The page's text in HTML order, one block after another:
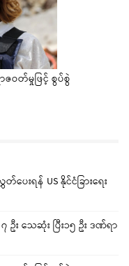
ဝတ်မှုဖြင့် စွပ်စွဲ
ေးရန် US နိုင်ငံခြားရေး
း သေဆုံး ပြီး၁၅ ဦး ဒဏ်ရာ